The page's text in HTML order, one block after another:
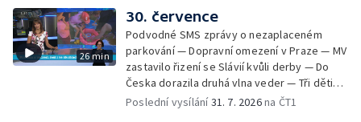
Nelegání hřbitov domácích mazlíčků — Státní
zastupitelství zrušilo trestní stíhání ženy z
Teplicka, kterou policie dříve obvinila z
týrání koček — Péče o seniory jako brigáda
— Po pádu stromů prověří alej odborníci —
Festival Hrady CZ poprvé na Hluboké
26 min
30. července
Podvodné SMS zprávy o nezaplaceném
parkování — Dopravní omezení v Praze — MV
zastavilo řizení se Slávií kvůli derby — Do
Česka dorazila druhá vlna veder — Tři děti
zůstali v rozpáleném autě — Problém s
Poslední vysílání31. 7. 2026na ČT1